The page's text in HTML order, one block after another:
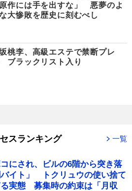
作には手を出すな」 悪夢のよ
大惨敗を歴史に刻むべし
桃李、高級エステで禁断プレ
ブラックリスト入り
スランキング 一覧
コにされ、ビルの6階から突き落
イト」 トクリュウの使い捨て
実態 募集時の約束は「月収